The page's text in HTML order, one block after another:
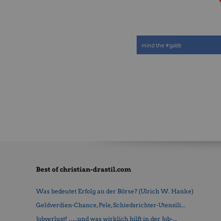
mind the #gabb
Best of christian-drastil.com
Was bedeutet Erfolg an der Börse? (Ulrich W. Hanke)
Geldverdien-Chance, Pele, Schiedsrichter-Utensili...
Jobverlust! …..und was wirklich hilft in der Job-...